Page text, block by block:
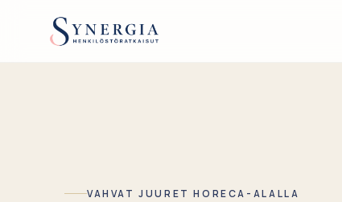
VAHVAT JUURET HORECA-ALALLA